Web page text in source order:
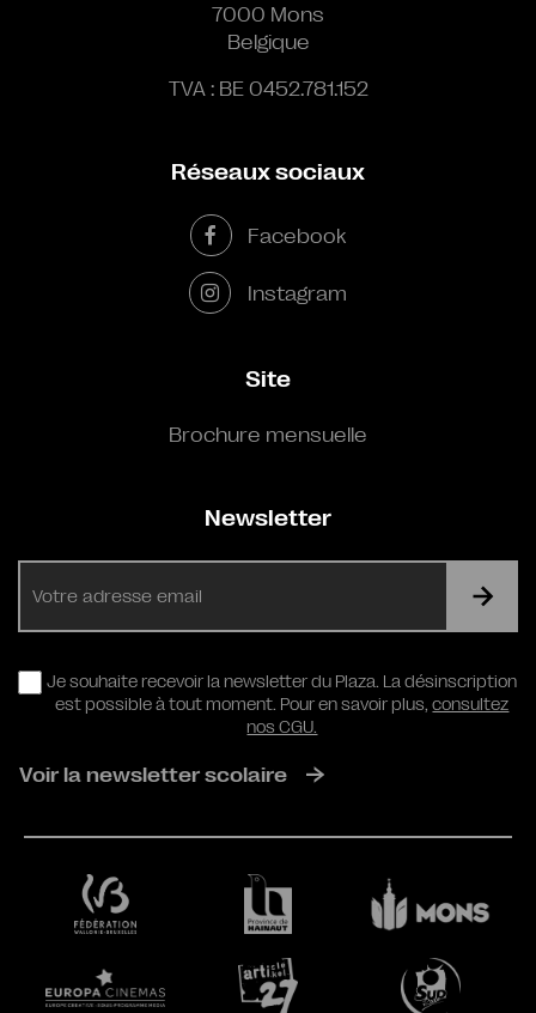
7000 Mons
Belgique
TVA : BE 0452.781.152
Réseaux sociaux
Facebook
Instagram
Site
Brochure mensuelle
Newsletter
RGPD
Je souhaite recevoir la newsletter du Plaza. La désinscription
est possible à tout moment. Pour en savoir plus,consultez
nos CGU.
Voir la newsletter scolaire